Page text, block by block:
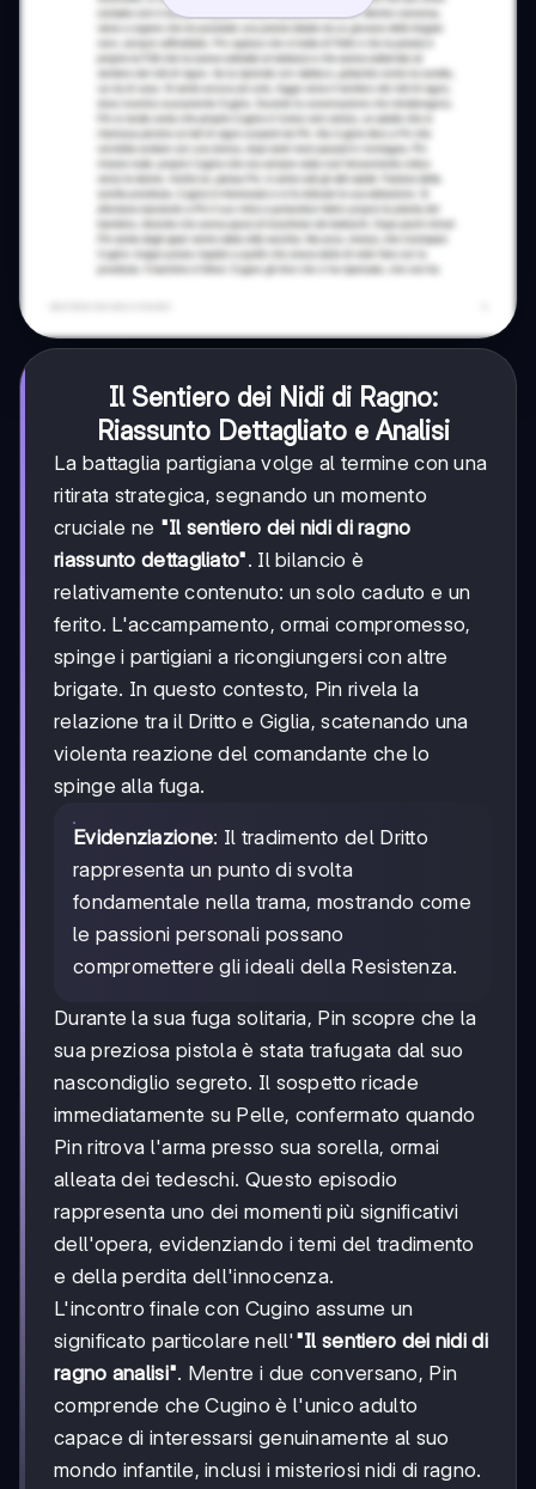
Il Sentiero dei Nidi di Ragno:
Riassunto Dettagliato e Analisi
La battaglia partigiana volge al termine con una
ritirata strategica, segnando un momento
cruciale ne "Il sentiero dei nidi di ragno
riassunto dettagliato". Il bilancio è
relativamente contenuto: un solo caduto e un
ferito. L'accampamento, ormai compromesso,
spinge i partigiani a ricongiungersi con altre
brigate. In questo contesto, Pin rivela la
relazione tra il Dritto e Giglia, scatenando una
violenta reazione del comandante che lo
spinge alla fuga.
Evidenziazione: Il tradimento del Dritto
rappresenta un punto di svolta
fondamentale nella trama, mostrando come
le passioni personali possano
compromettere gli ideali della Resistenza.
Durante la sua fuga solitaria, Pin scopre che la
sua preziosa pistola è stata trafugata dal suo
nascondiglio segreto. Il sospetto ricade
immediatamente su Pelle, confermato quando
Pin ritrova l'arma presso sua sorella, ormai
alleata dei tedeschi. Questo episodio
rappresenta uno dei momenti più significativi
dell'opera, evidenziando i temi del tradimento
e della perdita dell'innocenza.
L'incontro finale con Cugino assume un
significato particolare nell'"Il sentiero dei nidi di
ragno analisi". Mentre i due conversano, Pin
comprende che Cugino è l'unico adulto
capace di interessarsi genuinamente al suo
mondo infantile, inclusi i misteriosi nidi di ragno.